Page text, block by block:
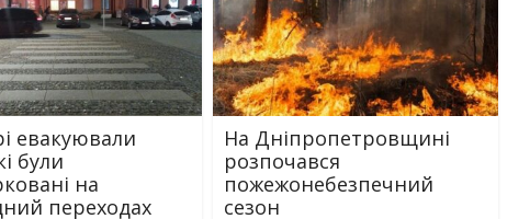
евакуювали
були
на
переходах
На Дніпропетровщині
розпочався
пожежонебезпечний
сезон